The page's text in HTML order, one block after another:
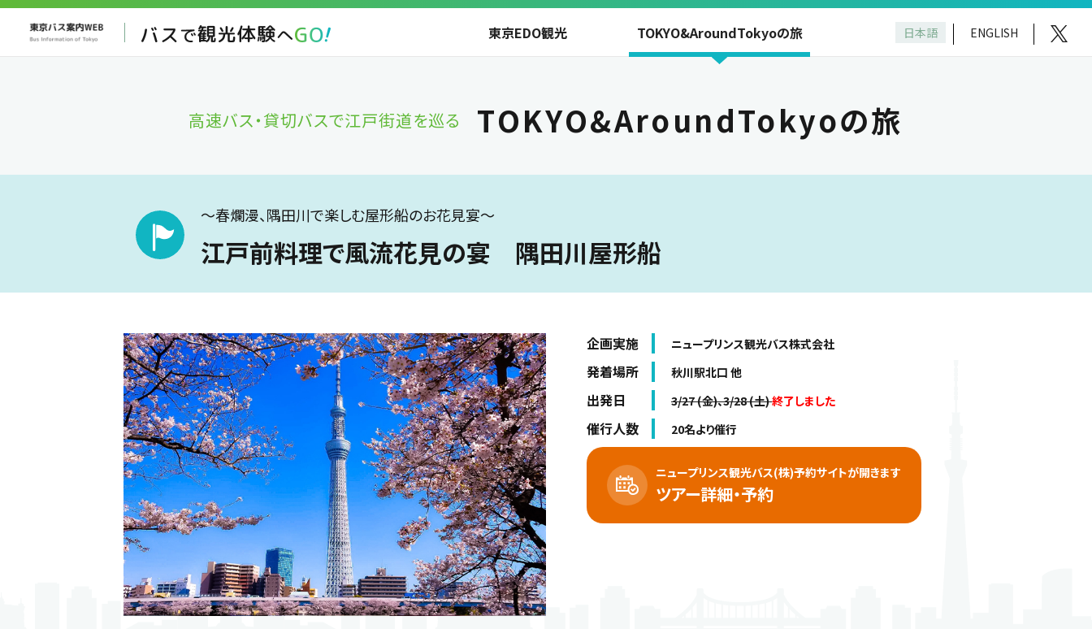
東京EDO観光 TOKYO&AroundTokyoの旅 日本語 ENGLISH
高速バス・貸切バスで江戸街道を巡る TOKYO&AroundTokyoの旅
～春爛漫、隅田川で楽しむ屋形船のお花見宴～
江戸前料理で風流花見の宴 隅田川屋形船
企画実施 ニュープリンス観光バス株式会社
発着場所 秋川駅北口 他
出発日 3/27 (金)、3/28 (土)終了しました
催行人数 20名より催行
ニュープリンス観光バス(株)予約サイトが開きます
ツアー詳細・予約